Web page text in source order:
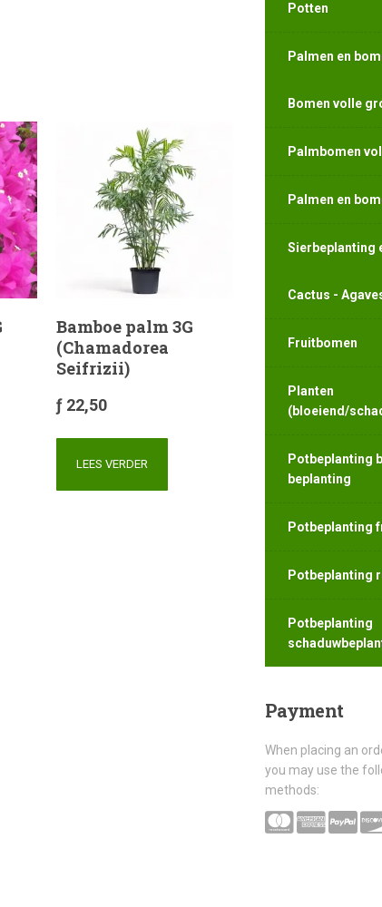
Bamboe palm 3G
(Chamadorea
Seifrizii)
ƒ 22,50
LEES VERDER
Potten
Palmen en
Bomen volle
Palmbomen
Palmen en
Sierbeplanting
Cactus -
Fruitbomen
Planten
(bloeiend/
Potbeplanting
beplanting
Potbeplanting
Potbeplanting
Potbeplanting
Payment
When placing an
you may use the
methods: